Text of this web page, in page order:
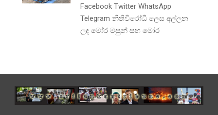
Facebook Twitter WhatsApp
Telegram නීතිවිරෝධී ලෙස අල්ලන
ලද මෝර මසුන් සහ මෝර